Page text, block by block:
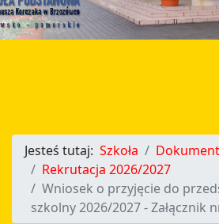
Jesteś tutaj: Szkoła
Rekrutacja 2026/2027
Wniosek o przyjęcie do
szkolny 2026/2027 - Załącznik